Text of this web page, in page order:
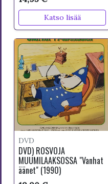
Katso lisää
DVD
DVD) ROSVOJA
MUUMILAAKSOSSA "Vanhat
äänet" (1990)